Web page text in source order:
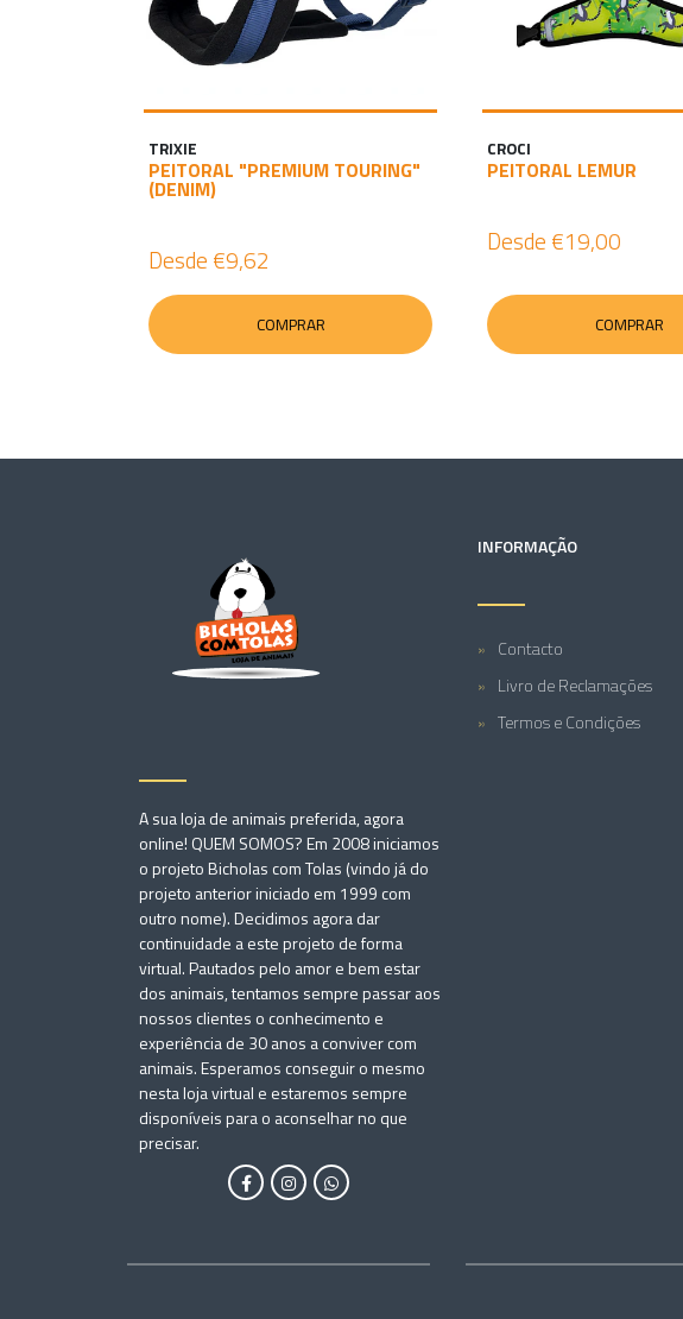
TRIXIE
PEITORAL "PREMIUM TOURING"
(DENIM)
Desde €9,62
COMPRAR
CROCI
PEITORAL LEMUR
Desde €19,00
COMPRAR
A sua loja de animais preferida, agora
online! QUEM SOMOS? Em 2008 iniciamos
o projeto Bicholas com Tolas (vindo já do
projeto anterior iniciado em 1999 com
outro nome). Decidimos agora dar
continuidade a este projeto de forma
virtual. Pautados pelo amor e bem estar
dos animais, tentamos sempre passar aos
nossos clientes o conhecimento e
experiência de 30 anos a conviver com
animais. Esperamos conseguir o mesmo
nesta loja virtual e estaremos sempre
disponíveis para o aconselhar no que
precisar.
INFORMAÇÃO
Contacto
Livro de Reclamações
Termos e Condições